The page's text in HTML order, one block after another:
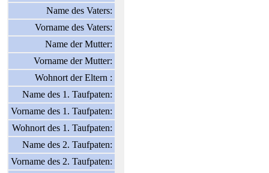
Name des Vaters:
Vorname des Vaters:
Name der Mutter:
Vorname der Mutter:
Wohnort der Eltern :
Name des 1. Taufpaten:
Vorname des 1. Taufpaten:
Wohnort des 1. Taufpaten:
Name des 2. Taufpaten:
Vorname des 2. Taufpaten: